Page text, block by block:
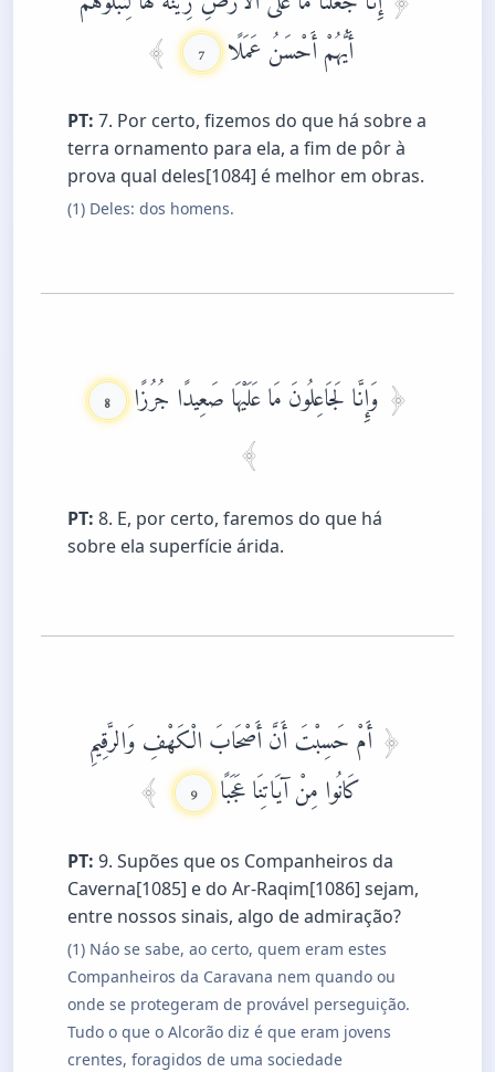
أَيُّهُمْ أَحْسَنُ عَمَلًا 7
PT: 7. Por certo, fizemos do que há sobre a
terra ornamento para ela, a fim de pôr à
prova qual deles[1084] é melhor em obras.
(1) Deles: dos homens.
وَإِنَّا لَجَاعِلُونَ مَا عَلَيْهَا صَعِيدًا جُرُزًا 8
PT: 8. E, por certo, faremos do que há
sobre ela superfície árida.
أَمْ حَسِبْتَ أَنَّ أَصْحَابَ الْكَهْفِ وَالرَّقِيمِ
كَانُوا مِنْ آيَاتِنَا عَجَبًا 9
PT: 9. Supões que os Companheiros da
Caverna[1085] e do Ar-Raqim[1086] sejam,
entre nossos sinais, algo de admiração?
(1) Náo se sabe, ao certo, quem eram estes
Companheiros da Caravana nem quando ou
onde se protegeram de provável perseguição.
Tudo o que o Alcorão diz é que eram jovens
crentes, foragidos de uma sociedade